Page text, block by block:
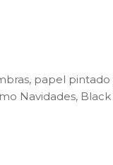
papel pintado
Navidades, Black